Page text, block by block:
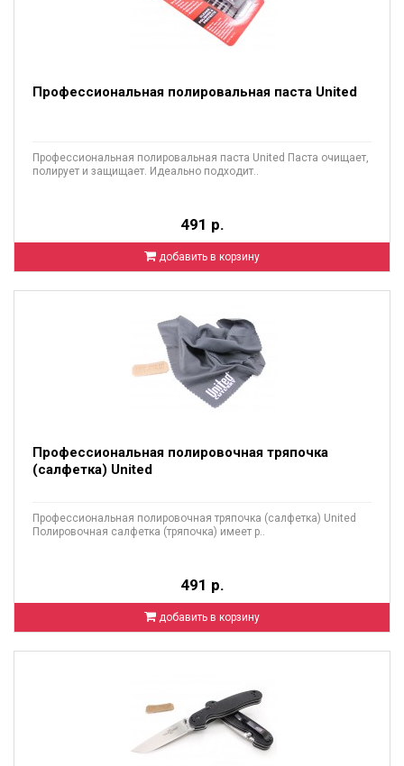
Профессиональная полировальная паста United
Профессиональная полировальная паста United Паста очищает,
полирует и защищает. Идеально подходит..
491 р.
добавить в корзину
Профессиональная полировочная тряпочка
(салфетка) United
Профессиональная полировочная тряпочка (салфетка) United
Полировочная салфетка (тряпочка) имеет р..
491 р.
добавить в корзину